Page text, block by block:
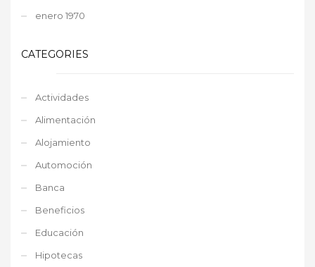
enero 1970
CATEGORIES
Actividades
Alimentación
Alojamiento
Automoción
Banca
Beneficios
Educación
Hipotecas